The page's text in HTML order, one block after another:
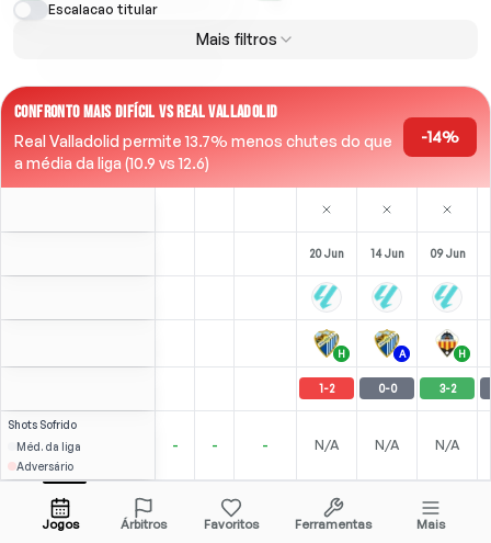
Escalacao titular
Mais filtros
CONFRONTO MAIS DIFÍCIL VS REAL VALLADOLID
Real Valladolid permite 13.7% menos chutes do que
a média da liga (10.9 vs 12.6)
-14%
20 Jun 14 Jun 09 Jun
H A H
1-2 0-0 3-2
Shots Sofrido
Méd. da liga
Adversário
- - - N/A N/A N/A
S. Arribas
Todas as odds (1)
Abrir menu 2.60
83'
0)
CAM-90' CAM CAM
Jogos Árbitros Favoritos Ferramentas Mais